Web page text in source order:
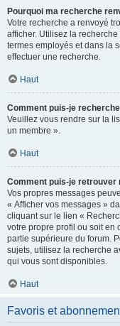
Pourquoi ma recherche
Votre recherche a renvoyé
afficher. Utilisez la
termes employés et dans la
effectuer une recherche.
Haut
Comment puis-je
Veuillez vous rendre sur la
un membre ».
Haut
Comment puis-je
Vos propres messages
« Afficher vos messages »
cliquant sur le lien «
votre propre profil ou soit en
partie supérieure du forum.
sujets, utilisez la recherche
qui vous sont disponibles.
Haut
Favoris et